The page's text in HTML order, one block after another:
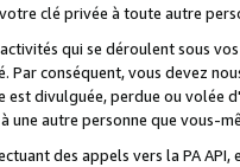
clé privée à toute autre
qui se déroulent sous
Par conséquent, vous devez
divulguée, perdue ou volée
une autre personne que vous-
des appels vers la PA